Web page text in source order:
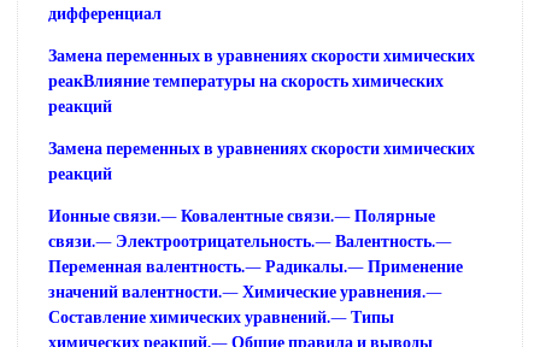
дифференциал
Замена переменных в уравнениях скорости химических
реакВлияние температуры на скорость химических
реакций
Замена переменных в уравнениях скорости химических
реакций
Ионные связи.— Ковалентные связи.— Полярные
связи.— Электроотрицательность.— Валентность.—
Переменная валентность.— Радикалы.— Применение
значений валентности.— Химические уравнения.—
Составление химических уравнений.— Типы
химических реакций.— Общие правила и выводы